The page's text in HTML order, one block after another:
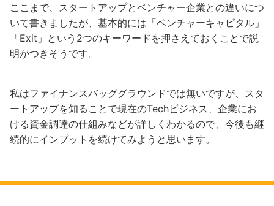
ここまで、スタートアップとベンチャー企業との違いにつ
いて書きましたが、基本的には「ベンチャーキャピタル」
「Exit」という2つのキーワードを押さえておくことで説
明がつきそうです。
私はファイナンスバッググラウンドでは無いですが、スタ
ートアップを知ることで現在のTechビジネス、企業にお
ける資金調達の仕組みなどが詳しくわかるので、今後も継
続的にインプットを続けてみようと思います。